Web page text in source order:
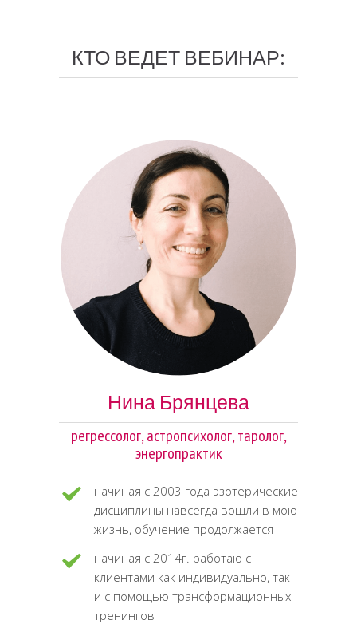
КТО ВЕДЕТ ВЕБИНАР:
Нина Брянцева
регрессолог, астропсихолог, таролог,
энергопрактик
начиная с 2003 года эзотерические
дисциплины навсегда вошли в мою
жизнь, обучение продолжается
начиная с 2014г. работаю с
клиентами как индивидуально, так
и с помощью трансформационных
тренингов